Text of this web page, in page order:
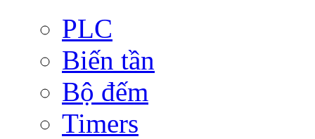
PLC
Biến tần
Bộ đếm
Timers